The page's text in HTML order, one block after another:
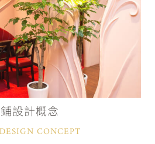
設計概念
CONCEPT